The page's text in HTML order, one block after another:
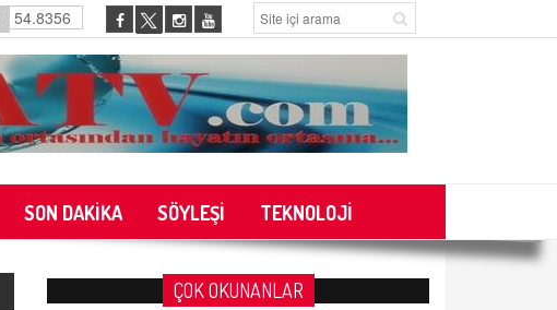
54.8356
SON DAKİKA SÖYLEŞİ TEKNOLOJİ
ÇOK OKUNANLAR